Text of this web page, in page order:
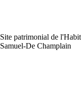
Site patrimonial de
Samuel-De Champlain